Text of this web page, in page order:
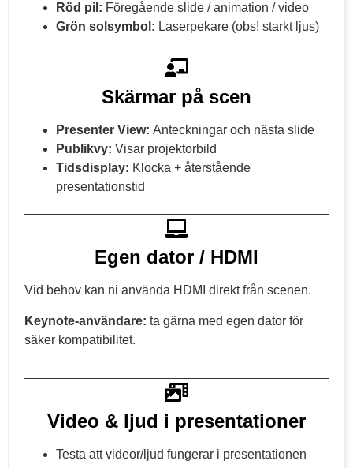
Röd pil: Föregående slide / animation / video
Grön solsymbol: Laserpekare (obs! starkt ljus)
Skärmar på scen
Presenter View: Anteckningar och nästa slide
Publikvy: Visar projektorbild
Tidsdisplay: Klocka + återstående
presentationstid
Egen dator / HDMI
Vid behov kan ni använda HDMI direkt från scenen.
Keynote-användare: ta gärna med egen dator för
säker kompatibilitet.
Video & ljud i presentationer
Testa att videor/ljud fungerar i presentationen